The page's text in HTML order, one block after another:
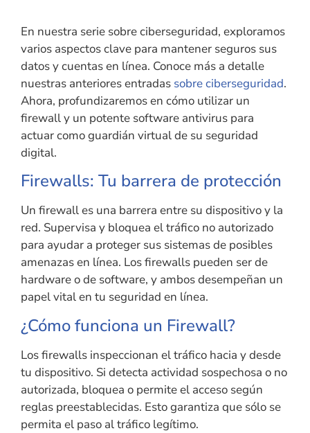
En nuestra serie sobre ciberseguridad, exploramos
varios aspectos clave para mantener seguros sus
datos y cuentas en línea. Conoce más a detalle
nuestras anteriores entradas sobre ciberseguridad.
Ahora, profundizaremos en cómo utilizar un
firewall y un potente software antivirus para
actuar como guardián virtual de su seguridad
digital.
Firewalls: Tu barrera de protección
Un firewall es una barrera entre su dispositivo y la
red. Supervisa y bloquea el tráfico no autorizado
para ayudar a proteger sus sistemas de posibles
amenazas en línea. Los firewalls pueden ser de
hardware o de software, y ambos desempeñan un
papel vital en tu seguridad en línea.
¿Cómo funciona un Firewall?
Los firewalls inspeccionan el tráfico hacia y desde
tu dispositivo. Si detecta actividad sospechosa o no
autorizada, bloquea o permite el acceso según
reglas preestablecidas. Esto garantiza que sólo se
permita el paso al tráfico legítimo.